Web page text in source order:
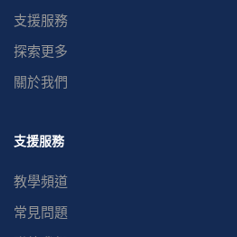
支援服務
探索更多
關於我們
支援服務
教學頻道
常見問題